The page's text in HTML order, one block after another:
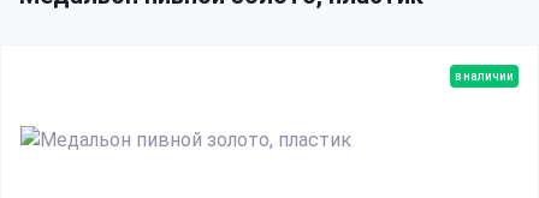
в наличии